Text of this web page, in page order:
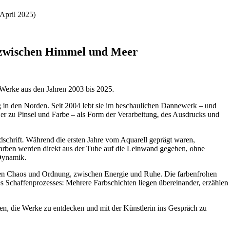
2025)
Himmel und Meer
aus den Jahren 2003 bis 2025.
den Norden. Seit 2004 lebt sie im beschaulichen Dannewerk – und
zu Pinsel und Farbe – als Form der Verarbeitung, des Ausdrucks und
Während die ersten Jahre vom Aquarell geprägt waren,
werden direkt aus der Tube auf die Leinwand gegeben, ohne
Chaos und Ordnung, zwischen Energie und Ruhe. Die farbenfrohen
Mehrere Farbschichten liegen übereinander, erzählen
die Werke zu entdecken und mit der Künstlerin ins Gespräch zu